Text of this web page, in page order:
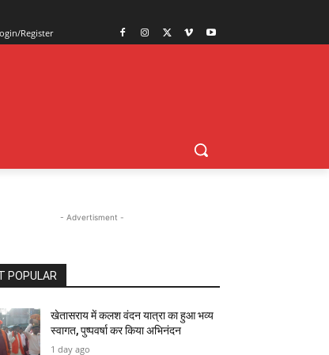
Register
- Advertisment -
POPULAR
खेतासराय में कलश वंदन यात्रा का हुआ भव्य
स्वागत, पुष्पवर्षा कर किया अभिनंदन
1 day ago